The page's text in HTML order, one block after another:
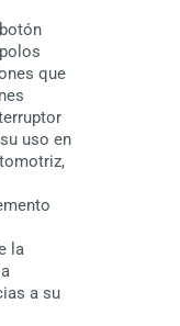
que
uso en
la
a su